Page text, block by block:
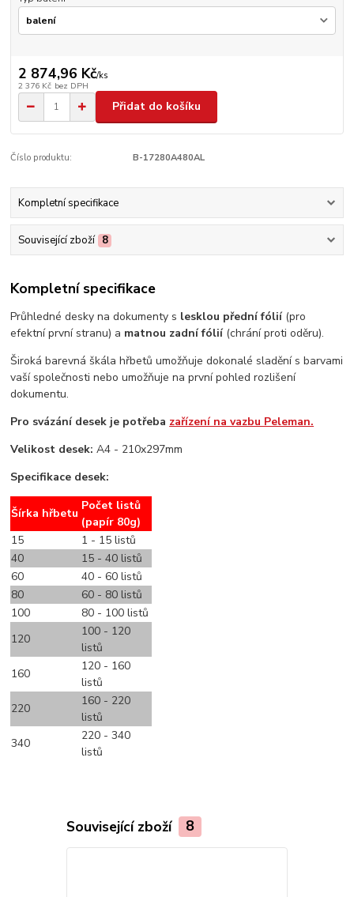
2 874,96 Kč/ks
2 376 Kč bez DPH
Přidat do košíku
Číslo produktu: B-17280A480AL
Kompletní specifikace
Související zboží 8
Kompletní specifikace
Průhledné desky na dokumenty s lesklou přední fólií (pro
efektní první stranu) a matnou zadní fólií(chrání proti oděru).
Široká barevná škála hřbetů umožňuje dokonalé sladění s barvami
vaší společnosti nebo umožňuje na první pohled rozlišení
dokumentu.
Pro svázání desek je potřeba zařízení na vazbu Peleman.
Velikost desek: A4 - 210x297mm
Specifikace desek:
Šírka hřbetu
Počet listů
(papír 80g)
15
1 - 15 listů
40
15 - 40 listů
60
40 - 60 listů
80
60 - 80 listů
100
80 - 100 listů
120
100 - 120
listů
160
120 - 160
listů
220
160 - 220
listů
340
220 - 340
listů
Související zboží 8